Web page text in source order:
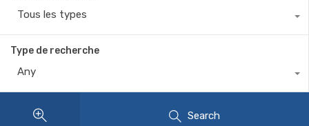
Tous les types
Type de recherche
Any
Search